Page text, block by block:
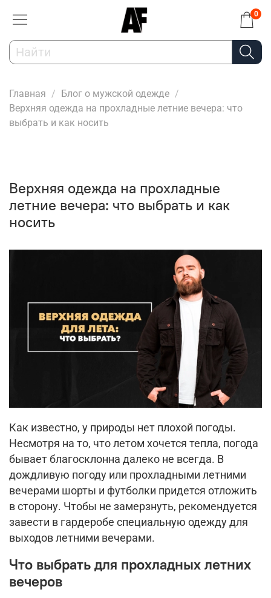
0
Главная
Блог о мужской одежде
Верхняя одежда на прохладные летние вечера: что
выбрать и как носить
Верхняя одежда на прохладные
летние вечера: что выбрать и как
носить
Как известно, у природы нет плохой погоды.
Несмотря на то, что летом хочется тепла, погода
бывает благосклонна далеко не всегда. В
дождливую погоду или прохладными летними
вечерами шорты и футболки придется отложить
в сторону. Чтобы не замерзнуть, рекомендуется
завести в гардеробе специальную одежду для
выходов летними вечерами.
Что выбрать для прохладных летних
вечеров